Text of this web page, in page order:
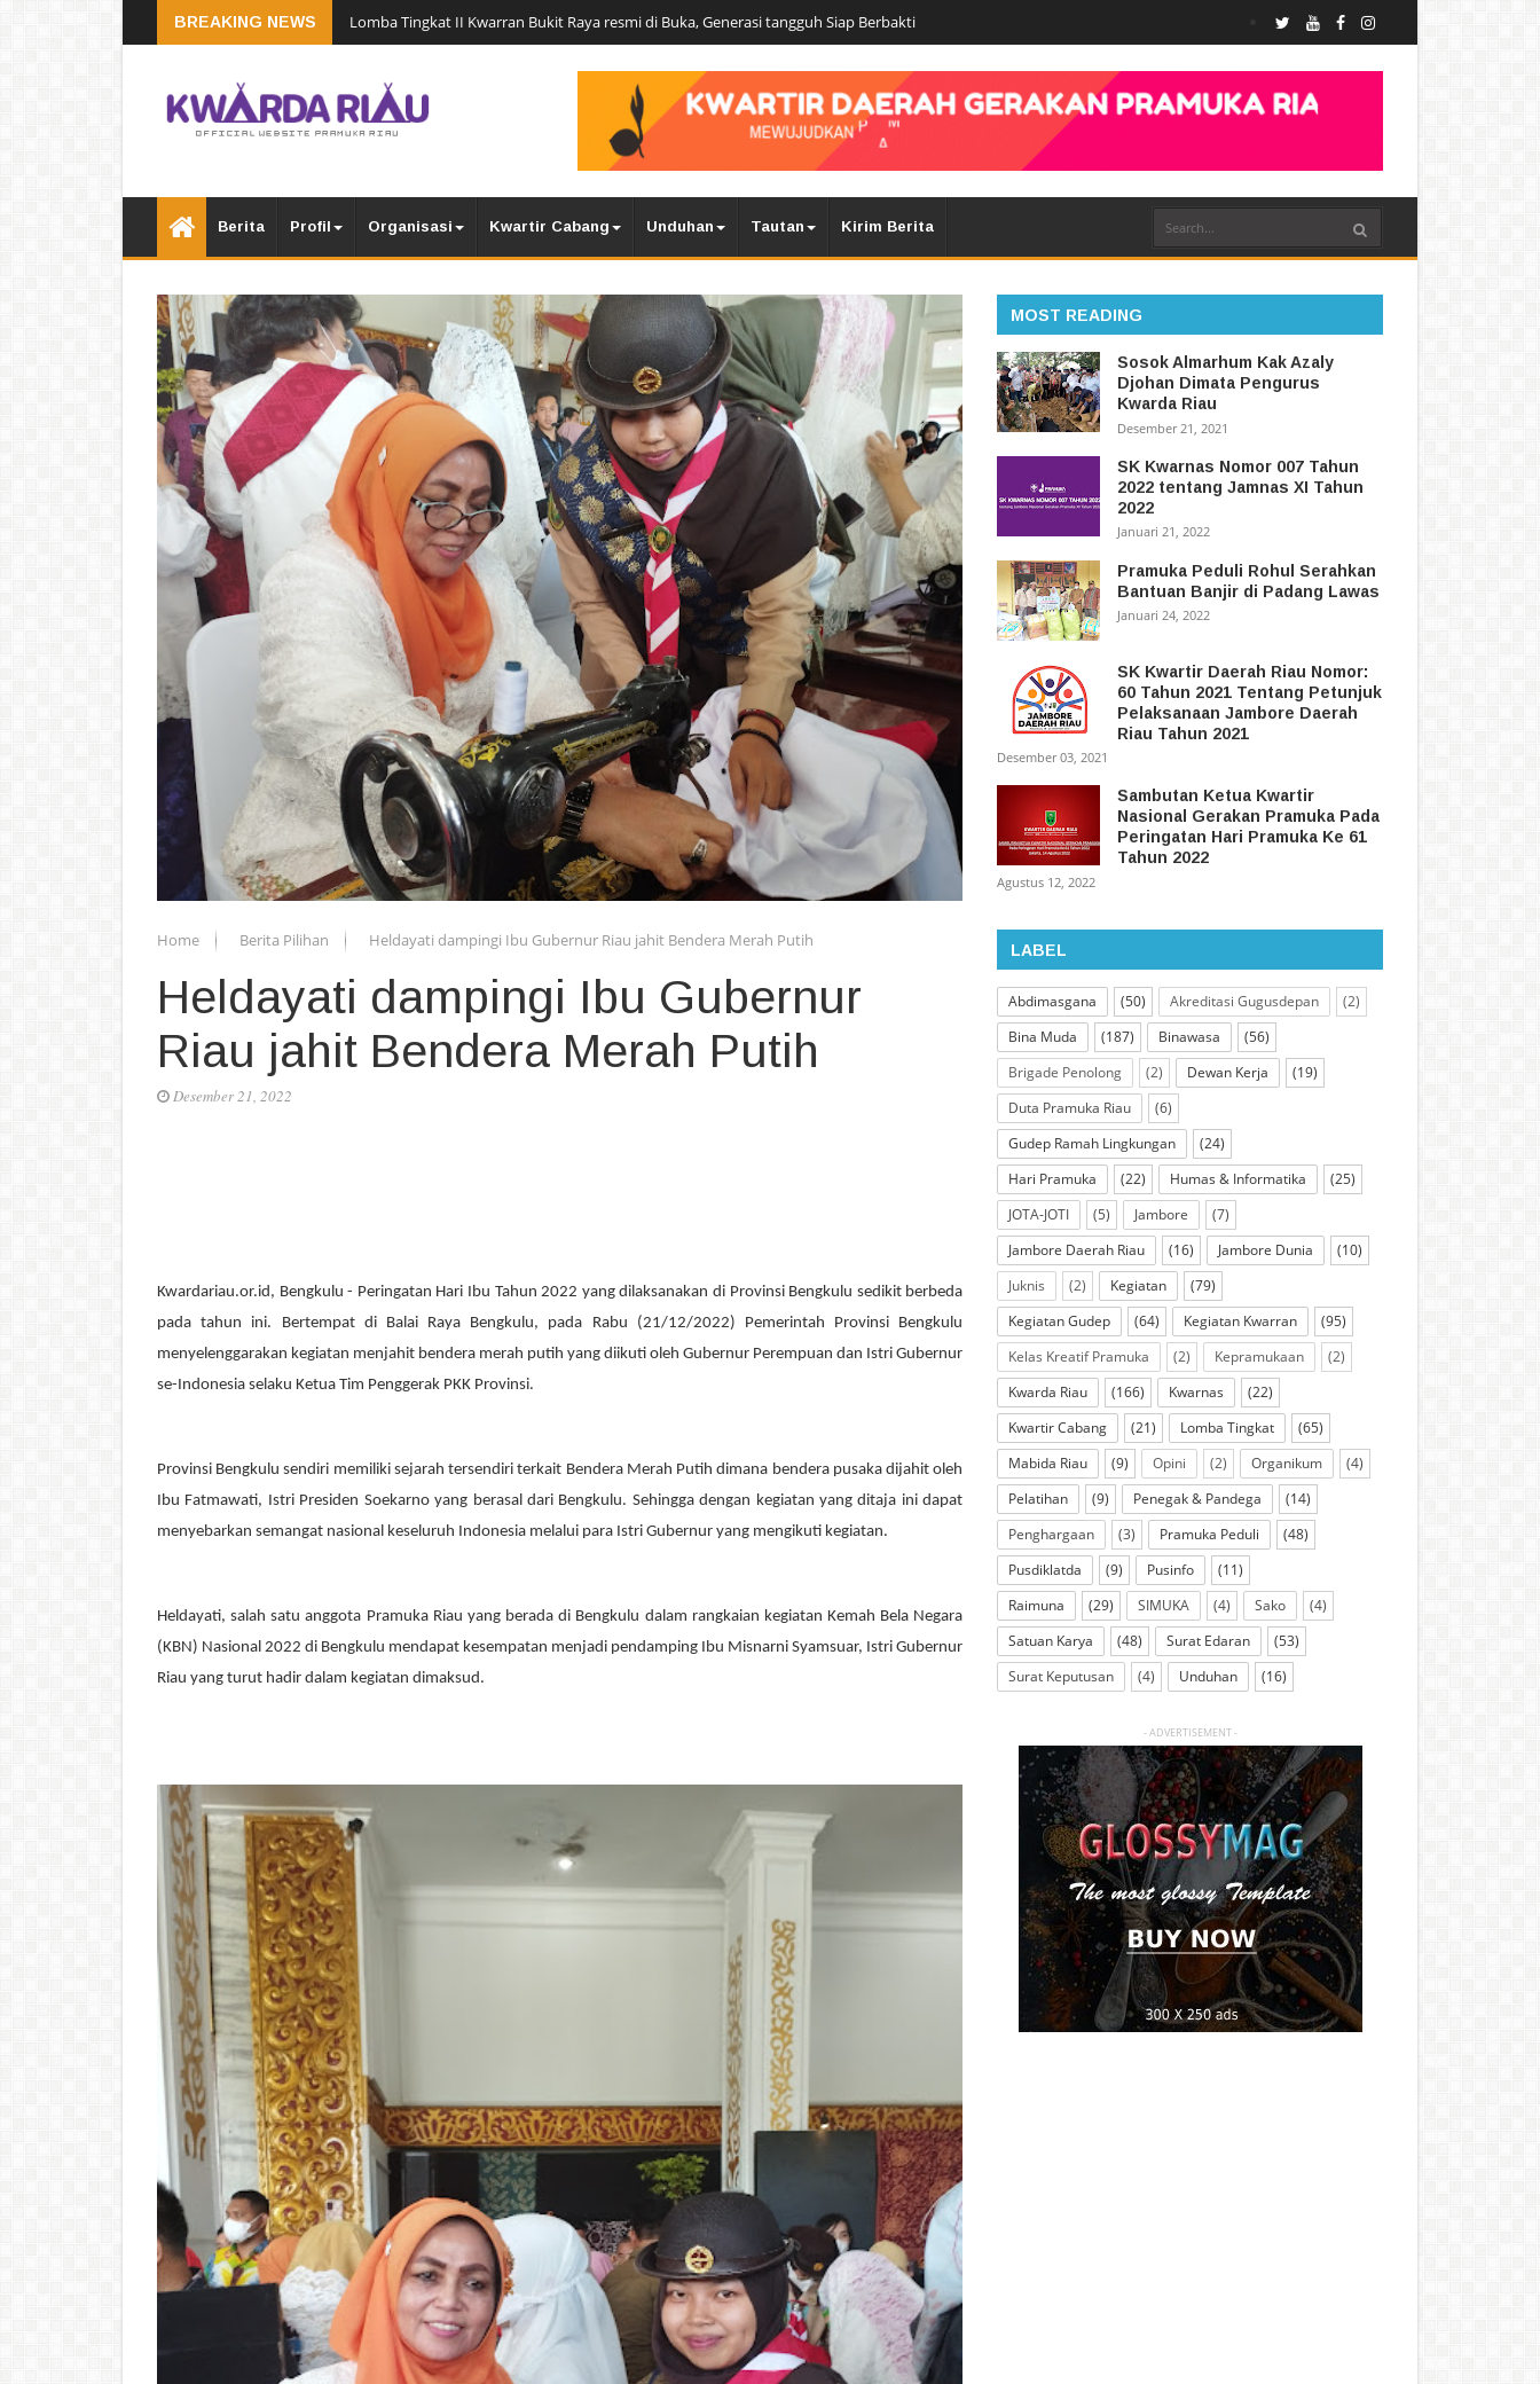
BREAKING NEWS Lomba Tingkat II Kwarran Bukit Raya resmi di Buka, Generasi tangguh Siap Berbakti
Berita Profil Organisasi Kwartir Cabang Unduhan Tautan Kirim Berita
Home Berita Pilihan Heldayati dampingi Ibu Gubernur Riau jahit Bendera Merah Putih
Heldayati dampingi Ibu Gubernur
Riau jahit Bendera Merah Putih
Desember 21, 2022
Kwardariau.or.id, Bengkulu - Peringatan Hari Ibu Tahun 2022 yang dilaksanakan di Provinsi Bengkulu sedikit berbeda
pada tahun ini. Bertempat di Balai Raya Bengkulu, pada Rabu (21/12/2022) Pemerintah Provinsi Bengkulu
menyelenggarakan kegiatan menjahit bendera merah putih yang diikuti oleh Gubernur Perempuan dan Istri Gubernur
se-Indonesia selaku Ketua Tim Penggerak PKK Provinsi.
Provinsi Bengkulu sendiri memiliki sejarah tersendiri terkait Bendera Merah Putih dimana bendera pusaka dijahit oleh
Ibu Fatmawati, Istri Presiden Soekarno yang berasal dari Bengkulu. Sehingga dengan kegiatan yang ditaja ini dapat
menyebarkan semangat nasional keseluruh Indonesia melalui para Istri Gubernur yang mengikuti kegiatan.
Heldayati, salah satu anggota Pramuka Riau yang berada di Bengkulu dalam rangkaian kegiatan Kemah Bela Negara
(KBN) Nasional 2022 di Bengkulu mendapat kesempatan menjadi pendamping Ibu Misnarni Syamsuar, Istri Gubernur
Riau yang turut hadir dalam kegiatan dimaksud.
MOST READING
Sosok Almarhum Kak Azaly
Djohan Dimata Pengurus
Kwarda Riau
Desember 21, 2021
SK Kwarnas Nomor 007 Tahun
2022 tentang Jamnas XI Tahun
2022
Januari 21, 2022
Pramuka Peduli Rohul Serahkan
Bantuan Banjir di Padang Lawas
Januari 24, 2022
SK Kwartir Daerah Riau Nomor:
60 Tahun 2021 Tentang Petunjuk
Pelaksanaan Jambore Daerah
Riau Tahun 2021
Desember 03, 2021
Sambutan Ketua Kwartir
Nasional Gerakan Pramuka Pada
Peringatan Hari Pramuka Ke 61
Tahun 2022
Agustus 12, 2022
LABEL
Abdimasgana (50) Akreditasi Gugusdepan
(2)
Bina Muda
(187) Binawasa
(56)
Brigade Penolong
(2) Dewan Kerja
(19)
Duta Pramuka Riau
(6)
Gudep Ramah Lingkungan
(24)
Hari Pramuka
(22) Humas & Informatika
(25)
JOTA-JOTI
(5) Jambore
(7)
Jambore Daerah Riau
(16) Jambore Dunia
(10)
Juknis
(2) Kegiatan
(79)
Kegiatan Gudep
(64) Kegiatan Kwarran
(95)
Kelas Kreatif Pramuka
(2) Kepramukaan
(2)
Kwarda Riau
(166) Kwarnas
(22)
Kwartir Cabang
(21) Lomba Tingkat
(65)
Mabida Riau
(9) Opini (2) Organikum
(4)
Pelatihan
(9) Penegak & Pandega
(14)
Penghargaan
(3) Pramuka Peduli
(48)
Pusdiklatda
(9) Pusinfo
(11)
Raimuna
(29) SIMUKA (4) Sako
(4)
Satuan Karya
(48) Surat Edaran
(53)
Surat Keputusan
(4) Unduhan (16)
- ADVERTISEMENT -